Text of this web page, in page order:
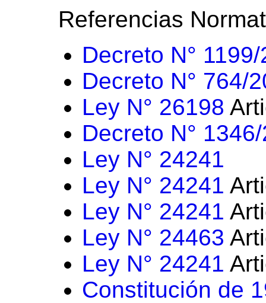
Referencias
Decreto N°
Decreto N° 764/
Ley N° 26198
Decreto N°
Ley N° 24241
Ley N° 24241
Ley N° 24241
Ley N° 24463
Ley N° 24241
Constitución de